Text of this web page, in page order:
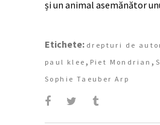
și un animal asemănător
Etichete: drepturi de
paul klee , Piet Mondrian ,
Sophie Taeuber Arp